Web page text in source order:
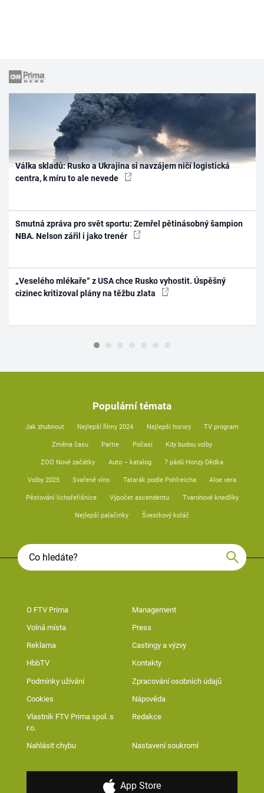
Válka skladů: Rusko a Ukrajina si navzájem ničí logistická
centra, k míru to ale nevede
Smutná zpráva pro svět sportu: Zemřel pětinásobný šampion
NBA. Nelson zářil i jako trenér
„Veselého mlékaře“ z USA chce Rusko vyhostit. Úspěšný
cizinec kritizoval plány na těžbu zlata
Populární témata
Jak zhubnout Nejlepší filmy 2024 Nejlepší horory TV program
Změna času Partie Počasí Kdy budou volby
ZOO Nové začátky Auto – katalog 7 pádů Honzy Dědka
Volby 2025 Svařené víno Tatarák podle Pohlreicha Aloe vera
Pěstování lichořeřišnice Výpočet ascendentu Tvarohové knedlíky
Nejlepší palačinky Švestkový koláč
O FTV Prima Management
Volná místa Press
Reklama Castingy a výzvy
HbbTV Kontakty
Podmínky užívání Zpracování osobních údajů
Cookies Nápověda
Vlastník FTV Prima spol. s
r.o.
Redakce
Nahlásit chybu Nastavení soukromí
App Store